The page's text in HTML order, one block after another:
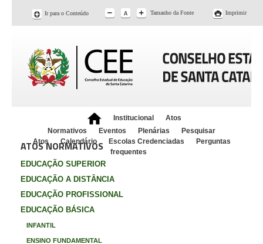
Ir para o Conteúdo Tamanho da Fonte Imprimir
Institucional
Atos
Normativos
Eventos Plenárias
Pesquisar
Atos
Calendário Escolas Credenciadas
Perguntas
frequentes
ATOS NORMATIVOS
EDUCAÇÃO SUPERIOR
EDUCAÇÃO A DISTÂNCIA
EDUCAÇÃO PROFISSIONAL
EDUCAÇÃO BÁSICA
INFANTIL
ENSINO FUNDAMENTAL